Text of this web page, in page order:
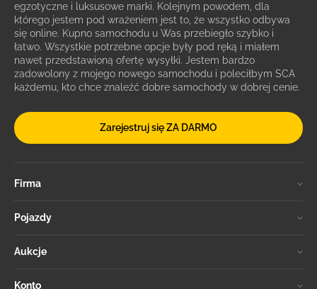
egzotyczne i luksusowe marki. Kolejnym powodem, dla
którego jestem pod wrażeniem jest to, że wszystko odbywa
się online. Kupno samochodu u Was przebiegło szybko i
łatwo. Wszystkie potrzebne opcje były pod ręką i miałem
nawet przedstawioną ofertę wysyłki. Jestem bardzo
zadowolony z mojego nowego samochodu i poleciłbym SCA
każdemu, kto chce znaleźć dobre samochody w dobrej cenie.
Zarejestruj się ZA DARMO
Firma
Pojazdy
Aukcje
Konto